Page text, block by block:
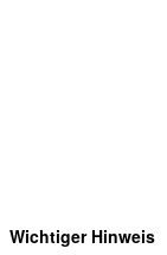
Wichtiger Hinweis